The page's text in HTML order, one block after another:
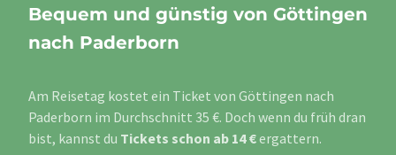
Bequem und günstig von Göttingen
nach Paderborn
Am Reisetag kostet ein Ticket von Göttingen nach
Paderborn im Durchschnitt 35 €. Doch wenn du früh dran
bist, kannst du Tickets schon ab 14 €ergattern.